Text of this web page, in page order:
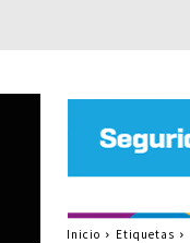
Inicio Etiquetas